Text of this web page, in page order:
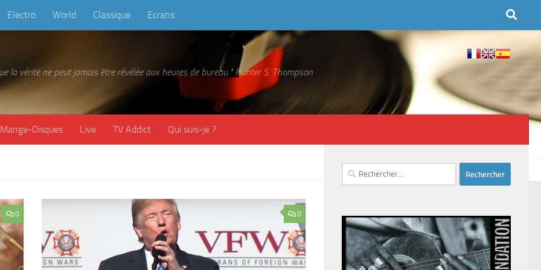
Electro World Classique Ecrans
la vérité ne peut jamais être révélée aux heures de bureau." Hunter S. Thompson
Mange-Disques Live TV Addict Qui suis-je ?
0 0
Rechercher :